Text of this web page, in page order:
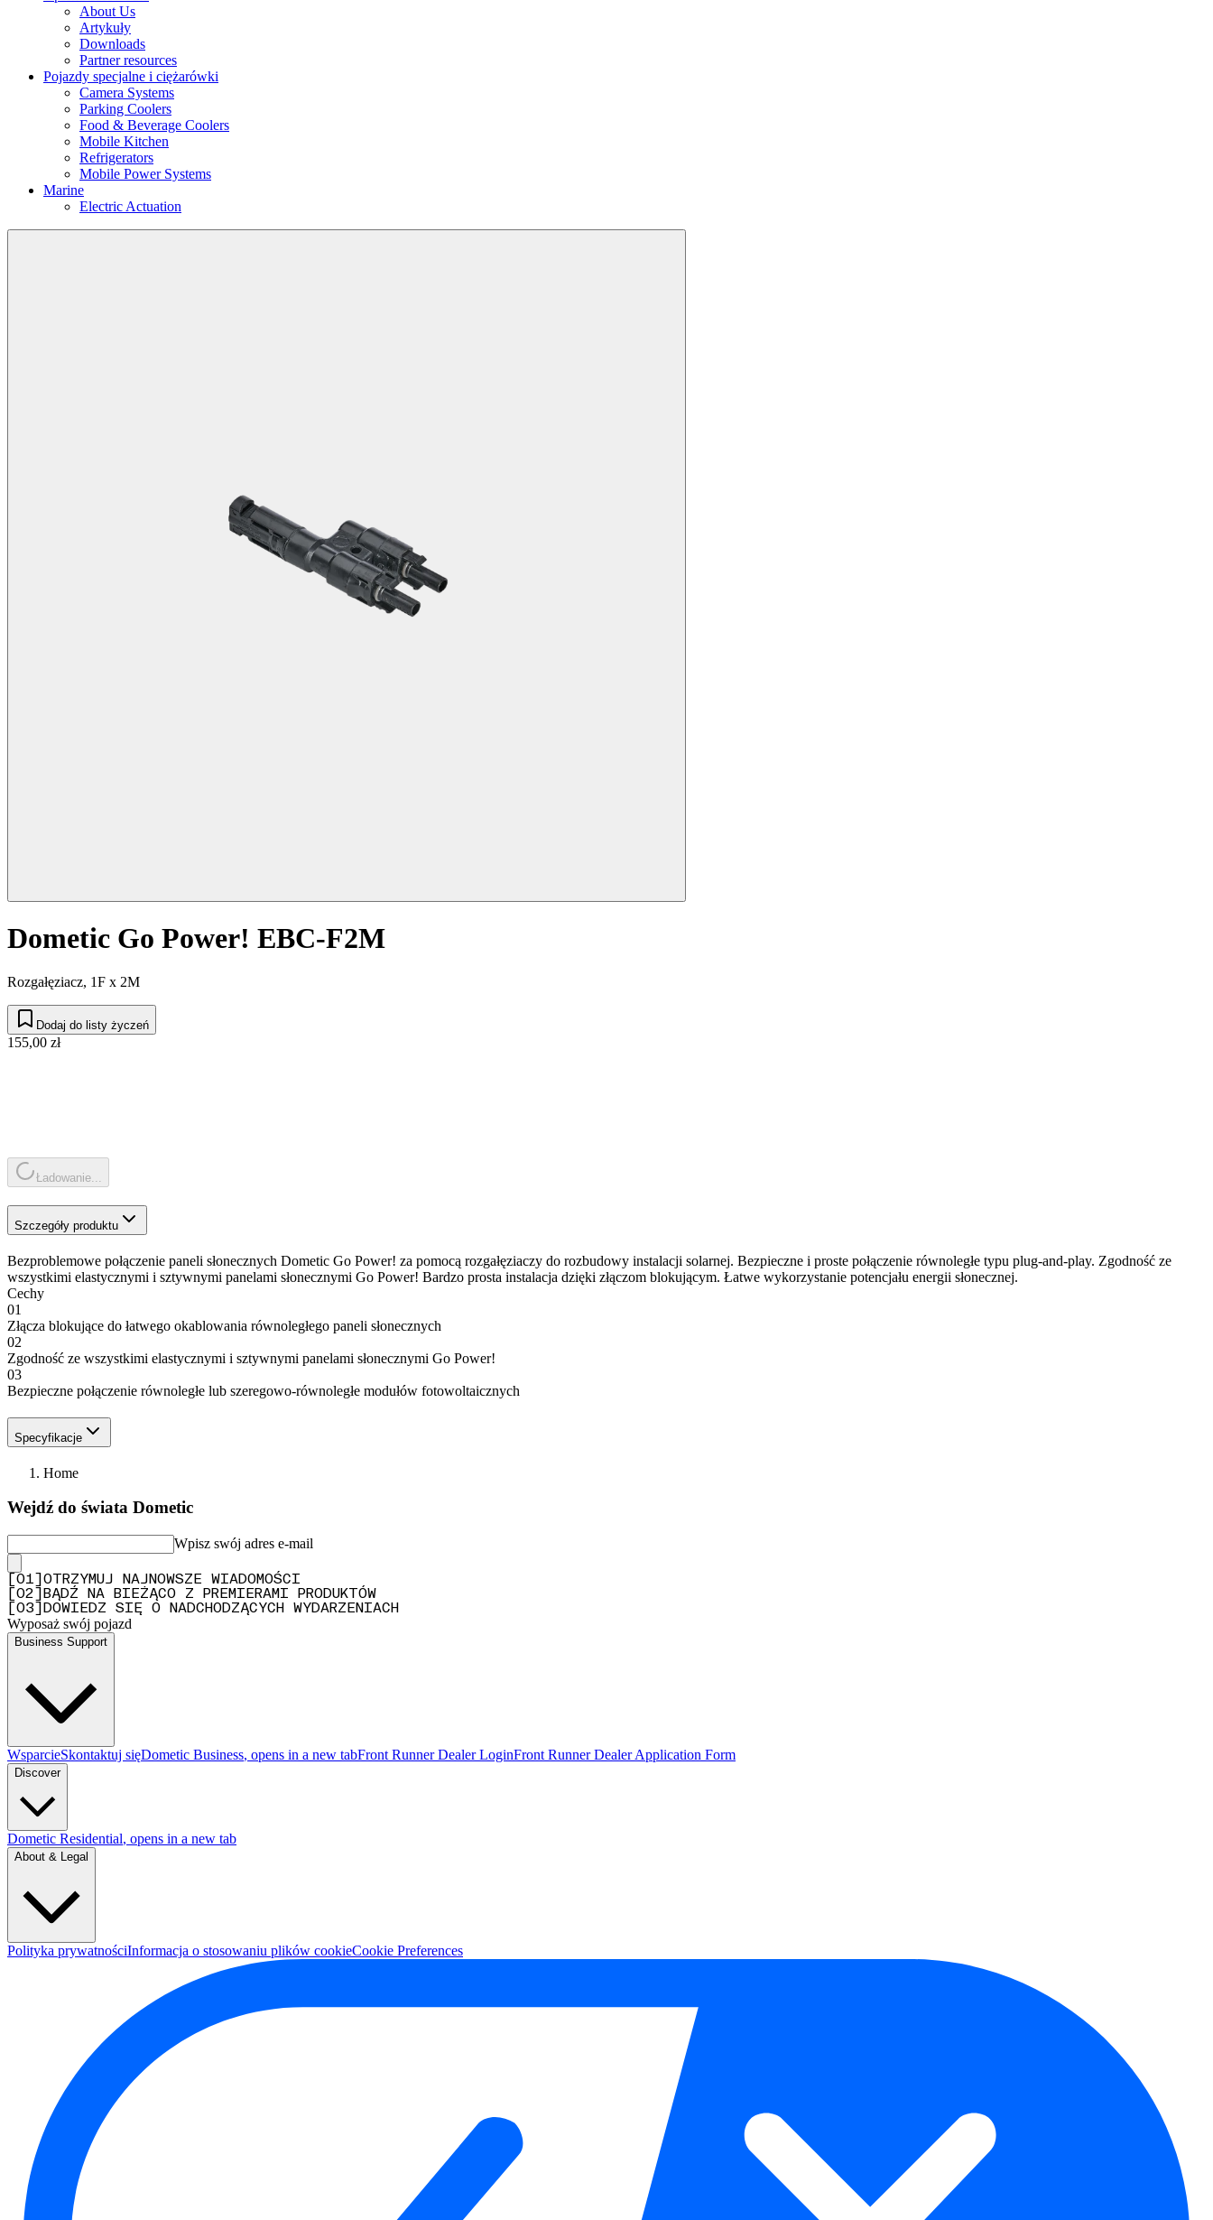
About Us
Artykuły
Downloads
Partner resources
Pojazdy specjalne i ciężarówki
Camera Systems
Parking Coolers
Food & Beverage Coolers
Mobile Kitchen
Refrigerators
Mobile Power Systems
Marine
Electric Actuation
Dometic Go Power! EBC-F2M
Rozgałęziacz, 1F x 2M
Dodaj do listy życzeń
155,00 zł
Ładowanie...
Szczegóły produktu
Bezproblemowe połączenie paneli słonecznych Dometic Go Power! za pomocą rozgałęziaczy do rozbudowy instalacji solarnej. Bezpieczne i proste połączenie równoległe typu plug-and-play. Zgodność ze
wszystkimi elastycznymi i sztywnymi panelami słonecznymi Go Power! Bardzo prosta instalacja dzięki złączom blokującym. Łatwe wykorzystanie potencjału energii słonecznej.
Cechy
01
Złącza blokujące do łatwego okablowania równoległego paneli słonecznych
02
Zgodność ze wszystkimi elastycznymi i sztywnymi panelami słonecznymi Go Power!
03
Bezpieczne połączenie równoległe lub szeregowo-równoległe modułów fotowoltaicznych
Specyfikacje
Home
Wejdź do świata Dometic
Wpisz swój adres e-mail
01
OTRZYMUJ NAJNOWSZE WIADOMOŚCI
02
BĄDŹ NA BIEŻĄCO Z PREMIERAMI PRODUKTÓW
03 DOWIEDZ SIĘ O NADCHODZĄCYCH WYDARZENIACH
Wyposaż swój pojazd
Business Support
WsparcieSkontaktuj sięDometic Business, opens in a new tabFront Runner Dealer LoginFront Runner Dealer Application Form
Discover
Dometic Residential, opens in a new tab
About & Legal
Polityka prywatnościInformacja o stosowaniu plików cookieCookie Preferences